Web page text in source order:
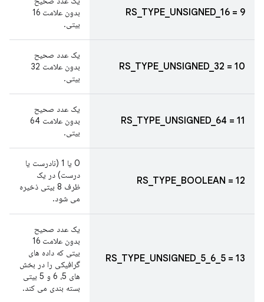
RS_TYPE_UNSIGNED_16 = 9
بدون علامت 16
بیتی.
RS_TYPE_UNSIGNED_32 = 10
یک عدد صحیح
بدون علامت 32
بیتی.
RS_TYPE_UNSIGNED_64 = 11
یک عدد صحیح
بدون علامت 64
بیتی.
RS_TYPE_BOOLEAN = 12
0 یا 1 (نادرست یا
درست) در یک
ظرف 8 بیتی ذخیره
می شود.
RS_TYPE_UNSIGNED_5_6_5 = 13
یک عدد صحیح
بدون علامت 16
بیتی که داده های
گرافیکی را در بخش
های 5، 6 و 5 بیتی
بسته بندی می کند.